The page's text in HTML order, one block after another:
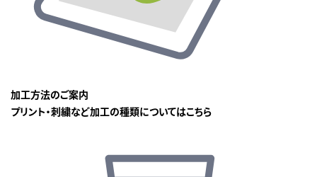
加工方法のご案内
プリント・刺繍など加工の種類についてはこちら